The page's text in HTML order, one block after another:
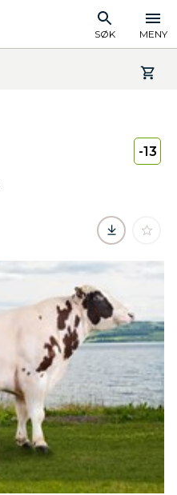
SØK MENY
-13